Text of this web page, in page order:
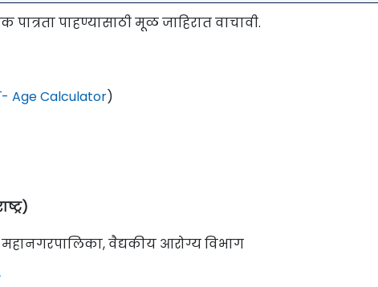
पात्रता पाहण्यासाठी मूळ जाहिरात वाचावी.
Calculator)
वैद्यकीय आरोग्य विभाग